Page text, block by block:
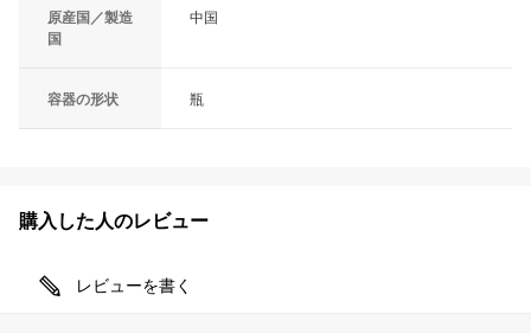
原産国／製造
国
中国
容器の形状 瓶
購入した人のレビュー
レビューを書く